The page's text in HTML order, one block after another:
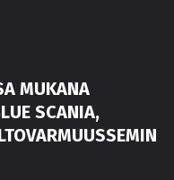
MUKANA
SCANIA,